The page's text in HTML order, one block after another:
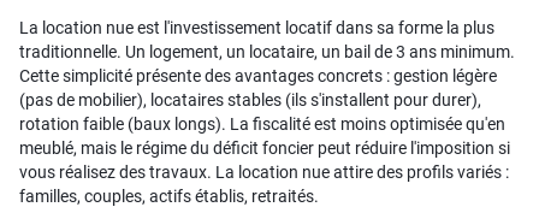
La location nue est l'investissement locatif dans sa forme la plus
traditionnelle. Un logement, un locataire, un bail de 3 ans minimum.
Cette simplicité présente des avantages concrets : gestion légère
(pas de mobilier), locataires stables (ils s'installent pour durer),
rotation faible (baux longs). La fiscalité est moins optimisée qu'en
meublé, mais le régime du déficit foncier peut réduire l'imposition si
vous réalisez des travaux. La location nue attire des profils variés :
familles, couples, actifs établis, retraités.